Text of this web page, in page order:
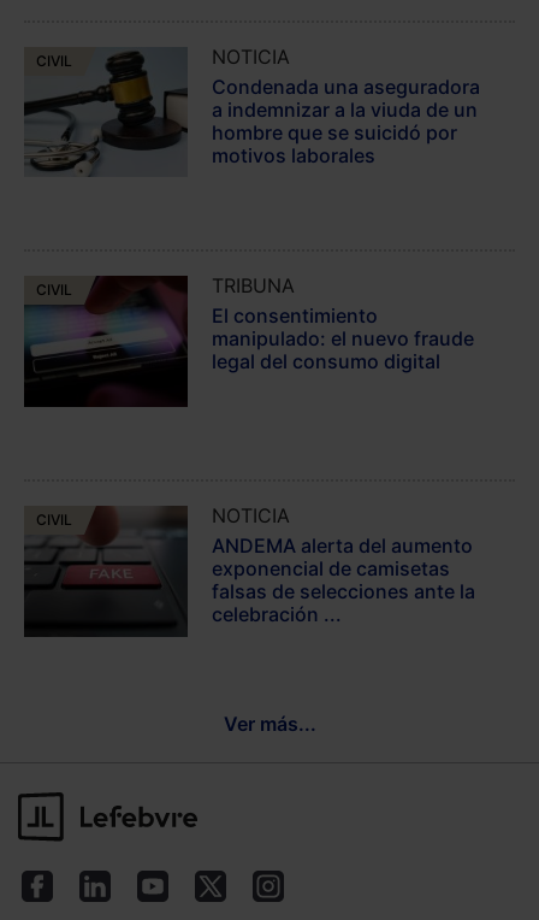
CIVIL
NOTICIA
Condenada una aseguradora
a indemnizar a la viuda de un
hombre que se suicidó por
motivos laborales
CIVIL
TRIBUNA
El consentimiento
manipulado: el nuevo fraude
legal del consumo digital
CIVIL
NOTICIA
ANDEMA alerta del aumento
exponencial de camisetas
falsas de selecciones ante la
celebración ...
Ver más...